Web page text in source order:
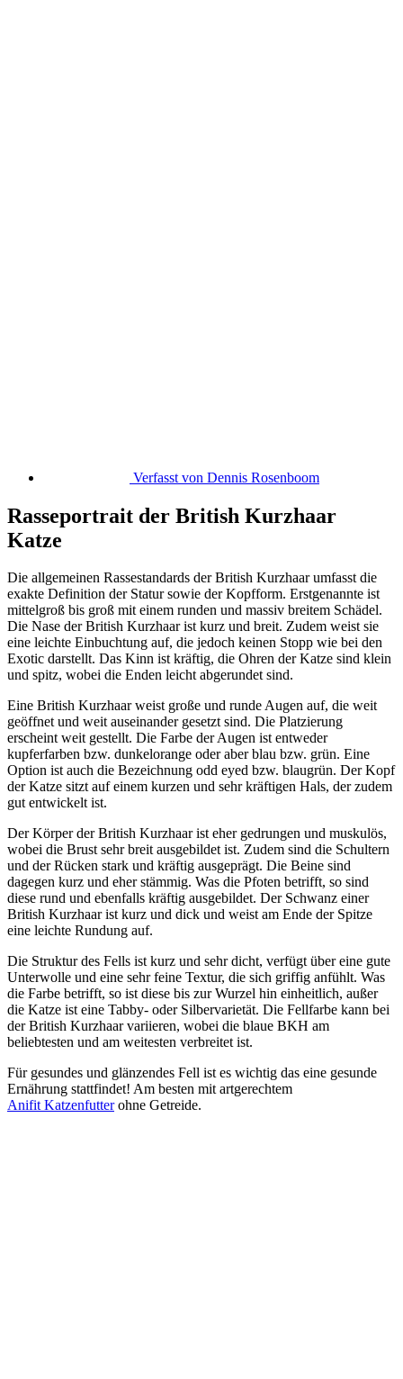
Verfasst von Dennis Rosenboom
Rasseportrait der British Kurzhaar
Katze
Die allgemeinen Rassestandards der British Kurzhaar umfasst die
exakte Definition der Statur sowie der Kopfform. Erstgenannte ist
mittelgroß bis groß mit einem runden und massiv breitem Schädel.
Die Nase der British Kurzhaar ist kurz und breit. Zudem weist sie
eine leichte Einbuchtung auf, die jedoch keinen Stopp wie bei den
Exotic darstellt. Das Kinn ist kräftig, die Ohren der Katze sind klein
und spitz, wobei die Enden leicht abgerundet sind.
Eine British Kurzhaar weist große und runde Augen auf, die weit
geöffnet und weit auseinander gesetzt sind. Die Platzierung
erscheint weit gestellt. Die Farbe der Augen ist entweder
kupferfarben bzw. dunkelorange oder aber blau bzw. grün. Eine
Option ist auch die Bezeichnung odd eyed bzw. blaugrün. Der Kopf
der Katze sitzt auf einem kurzen und sehr kräftigen Hals, der zudem
gut entwickelt ist.
Der Körper der British Kurzhaar ist eher gedrungen und muskulös,
wobei die Brust sehr breit ausgebildet ist. Zudem sind die Schultern
und der Rücken stark und kräftig ausgeprägt. Die Beine sind
dagegen kurz und eher stämmig. Was die Pfoten betrifft, so sind
diese rund und ebenfalls kräftig ausgebildet. Der Schwanz einer
British Kurzhaar ist kurz und dick und weist am Ende der Spitze
eine leichte Rundung auf.
Die Struktur des Fells ist kurz und sehr dicht, verfügt über eine gute
Unterwolle und eine sehr feine Textur, die sich griffig anfühlt. Was
die Farbe betrifft, so ist diese bis zur Wurzel hin einheitlich, außer
die Katze ist eine Tabby- oder Silbervarietät. Die Fellfarbe kann bei
der British Kurzhaar variieren, wobei die blaue BKH am
beliebtesten und am weitesten verbreitet ist.
Für gesundes und glänzendes Fell ist es wichtig das eine gesunde
Ernährung stattfindet! Am besten mit artgerechtem
Anifit Katzenfutterohne Getreide.